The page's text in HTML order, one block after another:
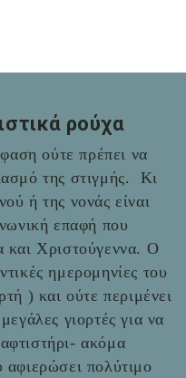
ρούχα
ούτε πρέπει να
της στιγμής. Κι
ή της νονάς είναι
επαφή που
και Χριστούγεννα. Ο
ημερομηνίες του
) και ούτε περιμένει
γιορτές για να
ακόμα
αφιερώσει πολύτιμο